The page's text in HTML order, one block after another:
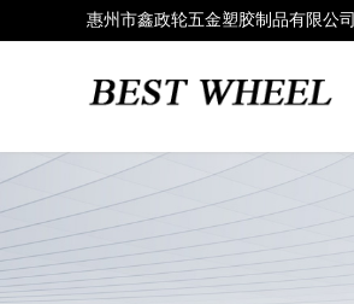
惠州市鑫政轮五金塑胶制品有限公司